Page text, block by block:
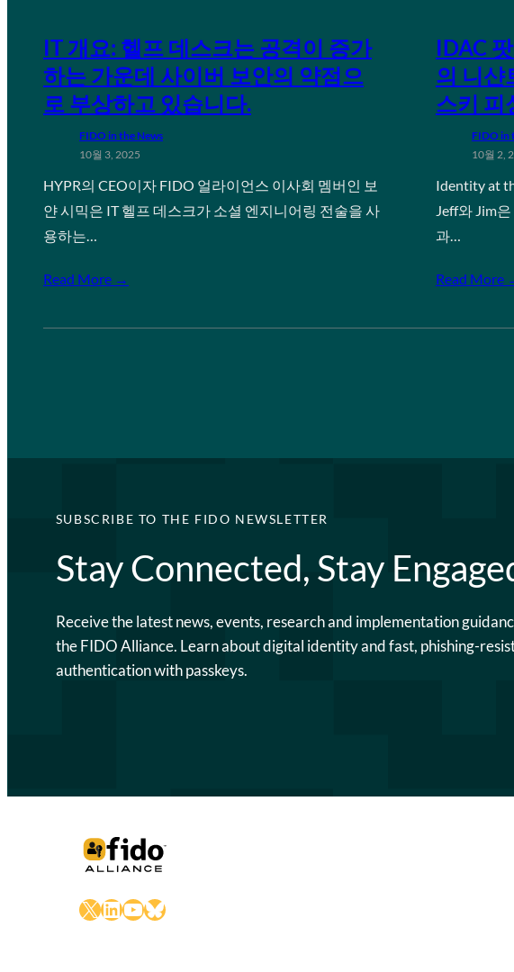
IT 개요: 헬프 데스크는 공격이 증가
하는 가운데 사이버 보안의 약점으
로 부상하고 있습니다.
FIDO in the News
10월 3, 2025
HYPR의 CEO이자 FIDO 얼라이언스 이사회 멤버인 보
얀 시믹은 IT 헬프 데스크가 소셜 엔지니어링 전술을 사
용하는…
Read More →
IDAC
의 니샨
스키 피
FIDO in
10월 2,
Identity at
Jeff와 Jim
과…
Read More
SUBSCRIBE TO THE FIDO NEWSLETTER
Stay Connected, Stay
Receive the latest news, events, research and implementation
the FIDO Alliance. Learn about digital identity and fast, phishing-
authentication with passkeys.
X LinkedIn
YouTube
Bluesky